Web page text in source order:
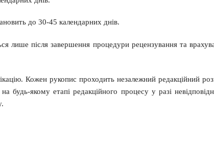
до 30-45 календарних днів.
лише після завершення процедури рецензування та
Кожен рукопис проходить незалежний редакційний
будь-якому етапі редакційного процесу у разі